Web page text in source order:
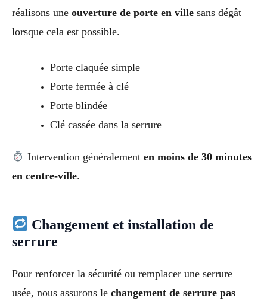
réalisons une ouverture de porte en ville sans dégât
lorsque cela est possible.
Porte claquée simple
Porte fermée à clé
Porte blindée
Clé cassée dans la serrure
Intervention généralement en moins de 30 minutes
en centre-ville.
Changement et installation de
serrure
Pour renforcer la sécurité ou remplacer une serrure
usée, nous assurons le changement de serrure pas